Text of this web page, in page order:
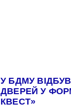
У БДМУ
ДВЕРЕЙ У
КВЕСТ»